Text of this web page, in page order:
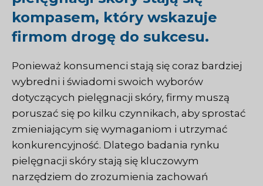
kompasem, który wskazuje
firmom drogę do sukcesu.
Ponieważ konsumenci stają się coraz bardziej
wybredni i świadomi swoich wyborów
dotyczących pielęgnacji skóry, firmy muszą
poruszać się po kilku czynnikach, aby sprostać
zmieniającym się wymaganiom i utrzymać
konkurencyjność. Dlatego badania rynku
pielęgnacji skóry stają się kluczowym
narzędziem do zrozumienia zachowań